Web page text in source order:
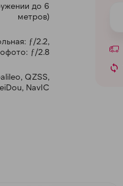
до 6
метров)
ƒ/2.2,
ƒ/2.8
QZSS,
NavIC